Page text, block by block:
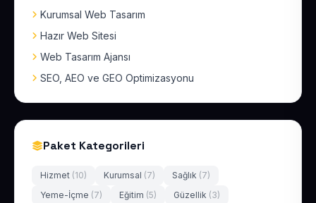
Kurumsal Web Tasarım
Hazır Web Sitesi
Web Tasarım Ajansı
SEO, AEO ve GEO Optimizasyonu
Paket Kategorileri
Hizmet (10) Kurumsal (7) Sağlık (7)
Yeme-İçme (7) Eğitim (5) Güzellik (3)